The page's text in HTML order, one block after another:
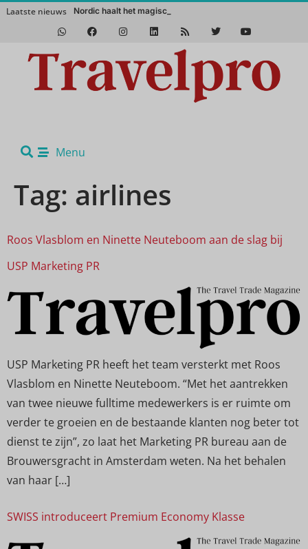
Laatste nieuws Nordic haalt het magische Noorden n
Menu
Tag: airlines
Roos Vlasblom en Ninette Neuteboom aan de slag bij
USP Marketing PR
USP Marketing PR heeft het team versterkt met Roos
Vlasblom en Ninette Neuteboom. “Met het aantrekken
van twee nieuwe fulltime medewerkers is er ruimte om
verder te groeien en de bestaande klanten nog beter tot
dienst te zijn”, zo laat het Marketing PR bureau aan de
Brouwersgracht in Amsterdam weten. Na het behalen
van haar […]
SWISS introduceert Premium Economy Klasse